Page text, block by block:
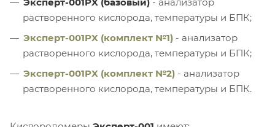
растворенного кислорода, температуры и БПК;
Эксперт-001PX (комплект №1) - анализатор
растворенного кислорода, температуры и БПК;
Эксперт-001PX (комплект №2) - анализатор
растворенного кислорода, температуры и БПК.